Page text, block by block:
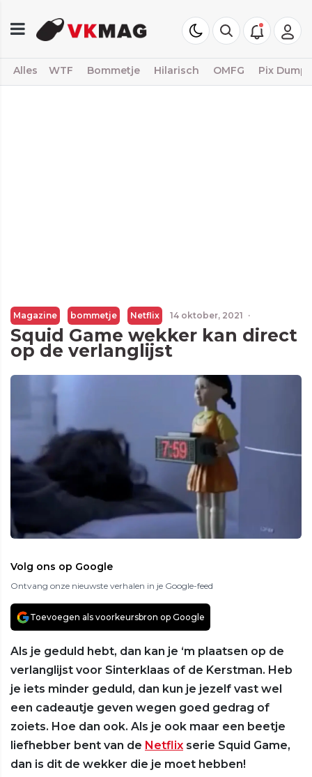
Alles WTF Bommetje Hilarisch OMFG Pix Dump
Magazine bommetje Netflix 14 oktober, 2021 ·
Squid Game wekker kan direct
op de verlanglijst
Volg ons op Google
Ontvang onze nieuwste verhalen in je Google-feed
Toevoegen als voorkeursbron op Google
Als je geduld hebt, dan kan je ‘m plaatsen op de
verlanglijst voor Sinterklaas of de Kerstman. Heb
je iets minder geduld, dan kun je jezelf vast wel
een cadeautje geven wegen goed gedrag of
zoiets. Hoe dan ook. Als je ook maar een beetje
liefhebber bent van de Netflix serie Squid Game,
dan is dit de wekker die je moet hebben!